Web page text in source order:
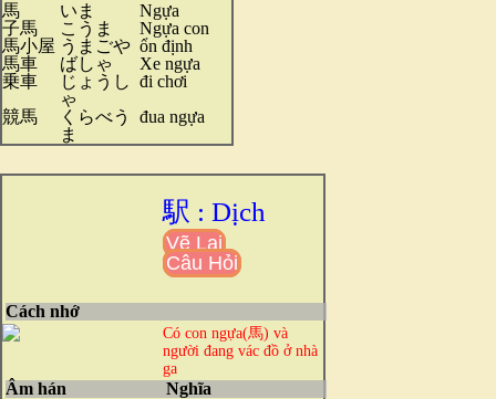
馬
いま
Ngựa
子馬
こうま
Ngựa con
馬小屋 うまごや ổn định
馬車
ばしゃ
Xe ngựa
乗車
じょうし
ゃ
đi chơi
競馬
くらべう
ま
đua ngựa
駅 : Dịch
Vẽ Lại
Câu Hỏi
Cách nhớ
Có con ngựa(馬) và
người đang vác đồ ở nhà
ga
Âm hán
Nghĩa